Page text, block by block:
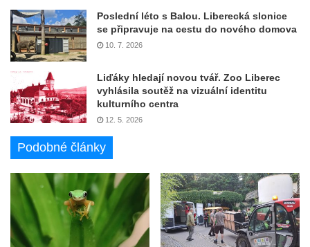
Poslední léto s Balou. Liberecká slonice
se připravuje na cestu do nového domova
10. 7. 2026
Liďáky hledají novou tvář. Zoo Liberec
vyhlásila soutěž na vizuální identitu
kulturního centra
12. 5. 2026
Podobné články